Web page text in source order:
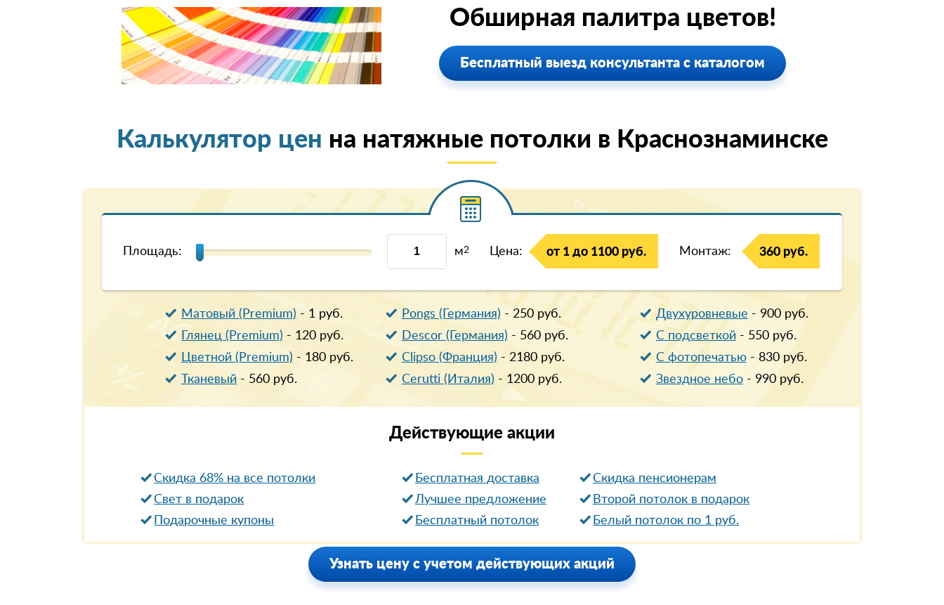
Обширная палитра цветов!
Бесплатный выезд консультанта с каталогом
Калькулятор цен на натяжные потолки в Краснознаминске
Площадь: м2 Цена: от 1 до 1100 руб. Монтаж: 360 руб.
Матовый (Premium) - 1руб. Двухуровневые - 900руб.
Pongs (Германия) - 250руб.
Глянец (Premium) - 120руб. С подсветкой- 550руб.
Descor (Германия) - 560руб.
Цветной (Premium) - 180руб. С фотопечатью- 830руб.
Clipso (Франция) - 2180руб.
Тканевый- 560руб. Звездное небо- 990руб.
Cerutti (Италия) - 1200руб.
Действующие акции
Скидка 68% на все потолки Бесплатная доставка
Cкидка пенсионерам
Свет в подарок
Лучшее предложение
Второй потолок в подарок
Подарочные купоны
Бесплатный потолок Белый потолок по 1 руб.
Узнать цену с учетом действующих акций